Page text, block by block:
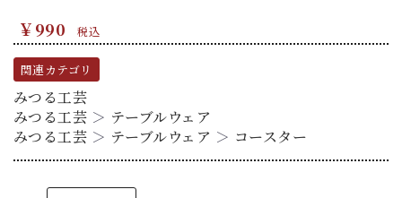
￥990 税込
関連カテゴリ
みつる工芸
みつる工芸 ＞ テーブルウェア
みつる工芸 ＞ テーブルウェア ＞ コースター